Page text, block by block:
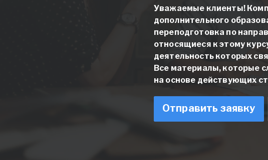
Уважаемые клиенты!
дополнительного
переподготовка по
относящиеся к этому
деятельность которых
Все материалы, которые
на основе действующих
Отправить заявку